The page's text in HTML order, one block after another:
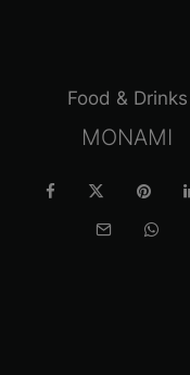
Food & Drinks
MONAMI